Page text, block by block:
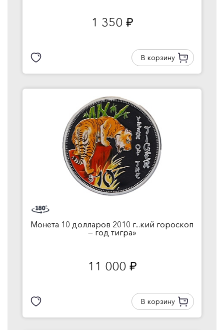
1 350 руб.
В корзину
Монета 10 долларов 2010 г...кий гороскоп
— год тигра»
11 000 руб.
В корзину